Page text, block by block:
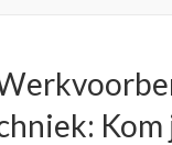
Kom